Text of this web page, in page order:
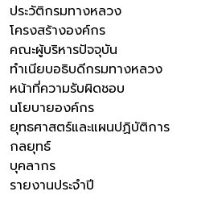
ประวัติกรมทางหลวง
โครงสร้างองค์กร
คณะผู้บริหารปัจจุบัน
ทำเนียบอธิบดีกรมทางหลวง
หน้าที่ความรับผิดชอบ
นโยบายองค์กร
ยุทธศาสตร์และแผนปฏิบัติการ
กลยุทธ์
บุคลากร
รายงานประจำปี